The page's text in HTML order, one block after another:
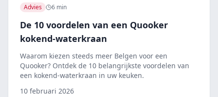
Advies 6 min
De 10 voordelen van een Quooker
kokend-waterkraan
Waarom kiezen steeds meer Belgen voor een
Quooker? Ontdek de 10 belangrijkste voordelen van
een kokend-waterkraan in uw keuken.
10 februari 2026